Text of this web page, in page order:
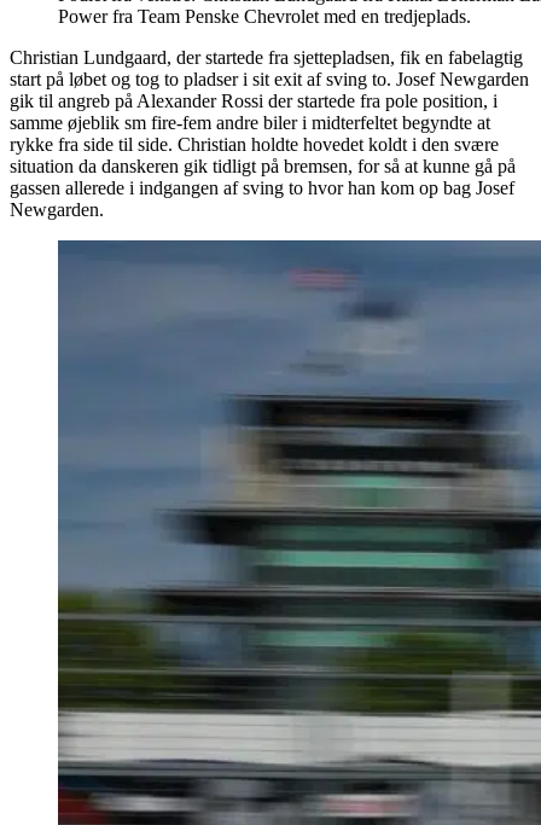
Power fra Team Penske Chevrolet med en tredjeplads.
Christian Lundgaard, der startede fra sjettepladsen, fik en fabelagtig
start på løbet og tog to pladser i sit exit af sving to. Josef Newgarden
gik til angreb på Alexander Rossi der startede fra pole position, i
samme øjeblik sm fire-fem andre biler i midterfeltet begyndte at
rykke fra side til side. Christian holdte hovedet koldt i den svære
situation da danskeren gik tidligt på bremsen, for så at kunne gå på
gassen allerede i indgangen af sving to hvor han kom op bag Josef
Newgarden.